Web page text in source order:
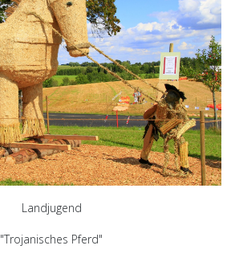
Landjugend
"Trojanisches Pferd"